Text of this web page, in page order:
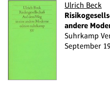
Ulrich Beck
andere
Suhrkamp
September